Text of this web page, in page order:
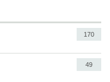
170
49